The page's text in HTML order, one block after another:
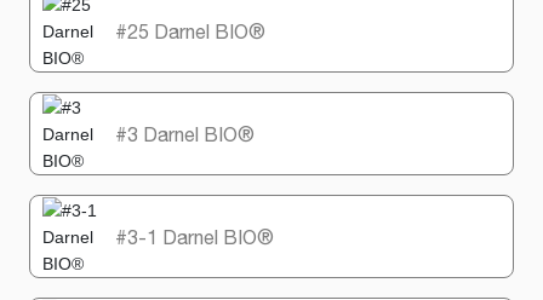
#25 Darnel BIO®
#3 Darnel BIO®
#3-1 Darnel BIO®